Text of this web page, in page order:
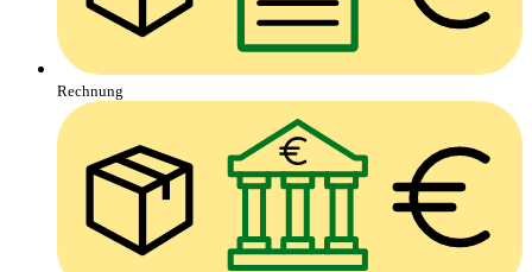
Rechnung